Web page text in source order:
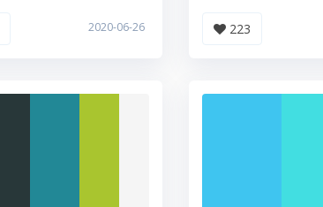
2020-06-26 223